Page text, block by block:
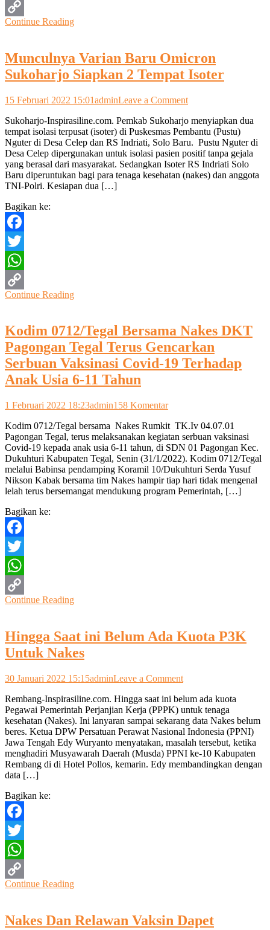
WhatsApp
Copy
Continue Reading
Munculnya Varian Baru Omicron
Sukoharjo Siapkan 2 Tempat Isoter
15 Februari 2022 15:01adminLeave a Commenton
Varian
Baru
Omicron
Sukoharjo
Siapkan
2
Sukoharjo-Inspirasiline.com. Pemkab Sukoharjo menyiapkan dua
tempat isolasi terpusat (isoter) di Puskesmas Pembantu (Pustu)
Nguter di Desa Celep dan RS Indriati, Solo Baru. Pustu Nguter di
Desa Celep dipergunakan untuk isolasi pasien positif tanpa gejala
yang berasal dari masyarakat. Sedangkan Isoter RS Indriati Solo
Baru diperuntukan bagi para tenaga kesehatan (nakes) dan anggota
TNI-Polri. Kesiapan dua […]
Bagikan ke:
Facebook
Twitter
WhatsApp
Copy
Continue Reading
Kodim 0712/Tegal Bersama Nakes DKT
Pagongan Tegal Terus Gencarkan
Serbuan Vaksinasi Covid-19 Terhadap
Anak Usia 6-11 Tahun
1 Februari 2022 18:23admin158 Komentarpada
0712/Tegal
Bersama
Nakes
DKT
Pagongan
Tegal
Terus
Kodim 0712/Tegal bersama Nakes Rumkit TK.Iv 04.07.01
Pagongan Tegal, terus melaksanakan kegiatan serbuan vaksinasi
Covid-19 kepada anak usia 6-11 tahun, di SDN 01 Pagongan Kec.
Dukuhturi Kabupaten Tegal, Senin (31/1/2022). Kodim 0712/Tegal
melalui Babinsa pendamping Koramil 10/Dukuhturi Serda Yusuf
Nikson Kabak bersama tim Nakes hampir tiap hari tidak mengenal
lelah terus bersemangat mendukung program Pemerintah, […]
Bagikan ke:
Facebook
Twitter
WhatsApp
Copy
Continue Reading
Hingga Saat ini Belum Ada Kuota P3K
Untuk Nakes
30 Januari 2022 15:15adminLeave a Commenton
Saat
ini
Belum
Ada
Kuota
P3K
Untuk
Rembang-Inspirasiline.com. Hingga saat ini belum ada kuota
Pegawai Pemerintah Perjanjian Kerja (PPPK) untuk tenaga
kesehatan (Nakes). Ini lanyaran sampai sekarang data Nakes belum
beres. Ketua DPW Persatuan Perawat Nasional Indonesia (PPNI)
Jawa Tengah Edy Wuryanto menyatakan, masalah tersebut, ketika
menghadiri Musyawarah Daerah (Musda) PPNI ke-10 Kabupaten
Rembang di di Hotel Pollos, kemarin. Edy membandingkan dengan
data […]
Bagikan ke:
Facebook
Twitter
WhatsApp
Copy
Continue Reading
Nakes Dan Relawan Vaksin Dapet